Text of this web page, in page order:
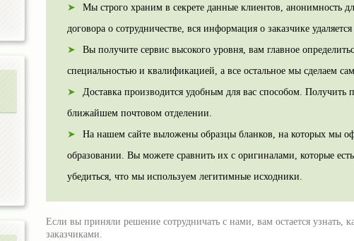
Мы строго храним в секрете данные клиентов, анонимность
договора о сотрудничестве, вся информация о заказчике
Вы получите сервис высокого уровня, вам главное
специальностью и квалификацией, а все остальное мы сделаем
Доставка производится удобным для вас способом.
ближайшем почтовом отделении.
На нашем сайте выложены образцы бланков, на которых мы
образовании. Вы можете сравнить их с оригиналами, которые
убедиться, что мы используем легитимные исходники.
Если вы приняли решение сотрудничать с нами, вам остается узнать,
заказчиками.